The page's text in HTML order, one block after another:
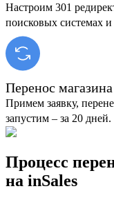
Настроим 301
поисковых системах и
Перенос
Примем заявку,
запустим – за 20 дней.
Процесс
на inSales